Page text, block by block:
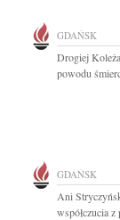
GDAŃSK
Drogiej
powodu
GDAŃSK
Ani
współczucia